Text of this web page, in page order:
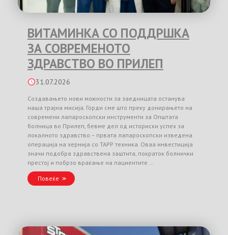
ВИТАМИНКА СО ПОДДРШКА
ЗА СОВРЕМЕНОТО
ЗДРАВСТВО ВО ПРИЛЕП
31.07.2026
Создавањето нови можности за заедницата останува
наша трајна мисија. Горди сме што преку донирањето на
современи лапароскопски инструменти за Општата
болница во Прилеп, бевме дел од историски успех за
локалното здравство – првата лапароскопски изведена
операција на хернија со TAPP техника. Оваа инвестиција
значи подобра здравствена заштита, пократок болнички
престој и побрзо враќање на пациентите …
Повеќе